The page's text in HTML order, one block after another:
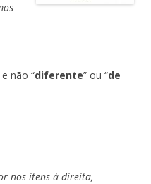
e não “diferente” ou “de
nos itens à direita,